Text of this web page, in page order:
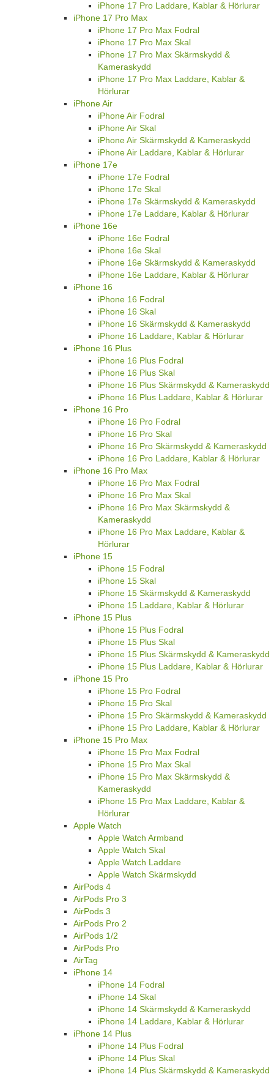
iPhone 17 Pro Laddare, Kablar & Hörlurar
iPhone 17 Pro Max
iPhone 17 Pro Max Fodral
iPhone 17 Pro Max Skal
iPhone 17 Pro Max Skärmskydd &
Kameraskydd
iPhone 17 Pro Max Laddare, Kablar &
Hörlurar
iPhone Air
iPhone Air Fodral
iPhone Air Skal
iPhone Air Skärmskydd & Kameraskydd
iPhone Air Laddare, Kablar & Hörlurar
iPhone 17e
iPhone 17e Fodral
iPhone 17e Skal
iPhone 17e Skärmskydd & Kameraskydd
iPhone 17e Laddare, Kablar & Hörlurar
iPhone 16e
iPhone 16e Fodral
iPhone 16e Skal
iPhone 16e Skärmskydd & Kameraskydd
iPhone 16e Laddare, Kablar & Hörlurar
iPhone 16
iPhone 16 Fodral
iPhone 16 Skal
iPhone 16 Skärmskydd & Kameraskydd
iPhone 16 Laddare, Kablar & Hörlurar
iPhone 16 Plus
iPhone 16 Plus Fodral
iPhone 16 Plus Skal
iPhone 16 Plus Skärmskydd & Kameraskydd
iPhone 16 Plus Laddare, Kablar & Hörlurar
iPhone 16 Pro
iPhone 16 Pro Fodral
iPhone 16 Pro Skal
iPhone 16 Pro Skärmskydd & Kameraskydd
iPhone 16 Pro Laddare, Kablar & Hörlurar
iPhone 16 Pro Max
iPhone 16 Pro Max Fodral
iPhone 16 Pro Max Skal
iPhone 16 Pro Max Skärmskydd &
Kameraskydd
iPhone 16 Pro Max Laddare, Kablar &
Hörlurar
iPhone 15
iPhone 15 Fodral
iPhone 15 Skal
iPhone 15 Skärmskydd & Kameraskydd
iPhone 15 Laddare, Kablar & Hörlurar
iPhone 15 Plus
iPhone 15 Plus Fodral
iPhone 15 Plus Skal
iPhone 15 Plus Skärmskydd & Kameraskydd
iPhone 15 Plus Laddare, Kablar & Hörlurar
iPhone 15 Pro
iPhone 15 Pro Fodral
iPhone 15 Pro Skal
iPhone 15 Pro Skärmskydd & Kameraskydd
iPhone 15 Pro Laddare, Kablar & Hörlurar
iPhone 15 Pro Max
iPhone 15 Pro Max Fodral
iPhone 15 Pro Max Skal
iPhone 15 Pro Max Skärmskydd &
Kameraskydd
iPhone 15 Pro Max Laddare, Kablar &
Hörlurar
Apple Watch
Apple Watch Armband
Apple Watch Skal
Apple Watch Laddare
Apple Watch Skärmskydd
AirPods 4
AirPods Pro 3
AirPods 3
AirPods Pro 2
AirPods 1/2
AirPods Pro
AirTag
iPhone 14
iPhone 14 Fodral
iPhone 14 Skal
iPhone 14 Skärmskydd & Kameraskydd
iPhone 14 Laddare, Kablar & Hörlurar
iPhone 14 Plus
iPhone 14 Plus Fodral
iPhone 14 Plus Skal
iPhone 14 Plus Skärmskydd & Kameraskydd